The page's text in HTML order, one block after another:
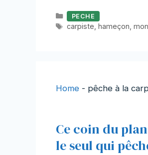
Catégories
PECHE
Étiquettes
carpiste hameçon
Home - pêche à la
Ce coin du
le seul qui